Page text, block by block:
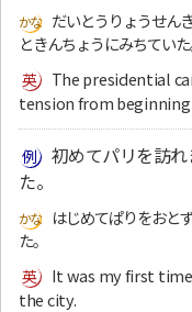
だいとうりょうせん
ときんちょうにみちていた
The presidential
tension from
初めてパリを訪
た。
はじめてぱりをおと
た。
It was my first
the city.